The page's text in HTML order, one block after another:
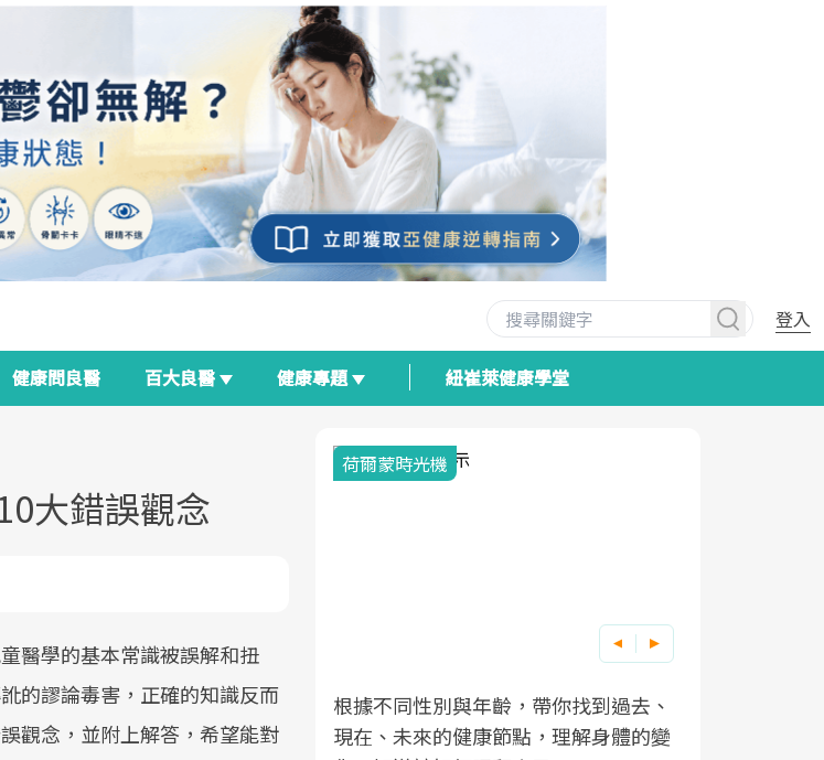
登入
健康問良醫 百大良醫 健康專題 紐崔萊健康學堂
大錯誤觀念
醫學的基本常識被誤解和扭
的謬論毒害，正確的知識反而
觀念，並附上解答，希望能對
高齡社會的浪潮，台灣正在快速
健康照護」的新時代。隨著國家
，就到良醫生活祭體驗「一站式
生活」，從講座、體驗到運動，
康網從「換季的身體變化」出
過醫學觀點與日常感受的對話，
荷爾蒙時光機
根據不同性別與年齡，帶你找到過去、
現在、未來的健康節點，理解身體的變